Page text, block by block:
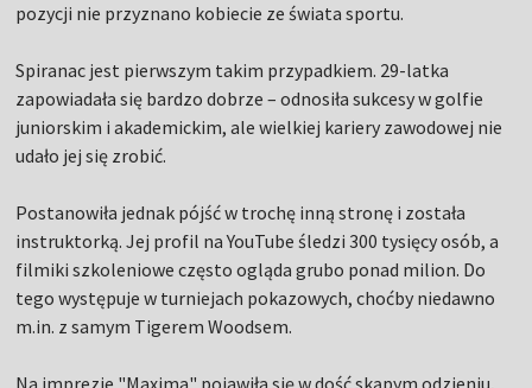
pozycji nie przyznano kobiecie ze świata sportu.
Spiranac jest pierwszym takim przypadkiem. 29-latka
zapowiadała się bardzo dobrze – odnosiła sukcesy w golfie
juniorskim i akademickim, ale wielkiej kariery zawodowej nie
udało jej się zrobić.
Postanowiła jednak pójść w trochę inną stronę i została
instruktorką. Jej profil na YouTube śledzi 300 tysięcy osób, a
filmiki szkoleniowe często ogląda grubo ponad milion. Do
tego występuje w turniejach pokazowych, choćby niedawno
m.in. z samym Tigerem Woodsem.